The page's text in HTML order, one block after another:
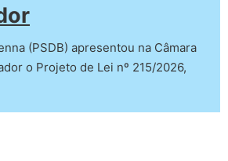
(PSDB) apresentou na Câmara
o Projeto de Lei nº 215/2026,